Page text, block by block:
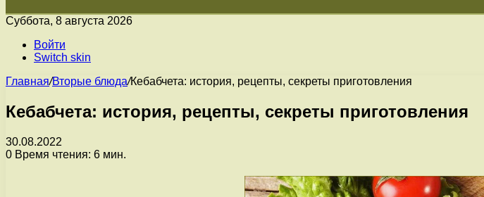
Суббота, 8 августа 2026
Войти
Switch skin
Главная/Вторые блюда/Кебабчета: история, рецепты, секреты приготовления
Кебабчета: история, рецепты, секреты приготовления
30.08.2022
0 Время чтения: 6 мин.